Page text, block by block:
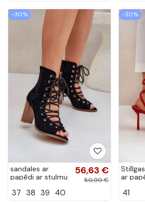
-30%
sandales ar
papēdi ar stulmu
melnas krāsas
56,63 €
80,90 €
37 38 39 40
-30%
ar
krāsas
41